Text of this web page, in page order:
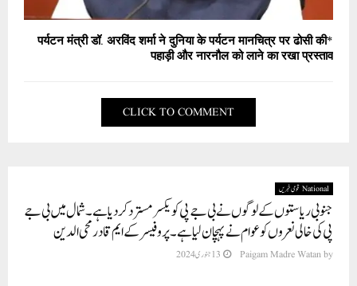
*पर्यटन मंत्री डॉ. अरविंद शर्मा ने दुनिया के पर्यटन मानचित्र पर ढोसी की
पहाड़ी और नारनौल को लाने का रखा प्रस्ताव
CLICK TO COMMENT
National قومی خبریں
جنوبی ریاستوں کے لوگوں نے بی جے پی کو یکسر مسترد کردیاہے۔شمال میں بی جے
پی کی خالی نعروں کو عوام نے پہچان لیا ہے۔ پروفیسر کے ایم قادرمحی الدین
by
Paigam Madre Watan 13 جنوری 2024